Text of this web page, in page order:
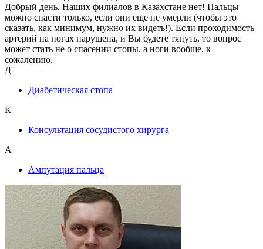
Добрый день. Наших филиалов в Казахстане нет! Пальцы
можно спасти только, если они еще не умерли (чтобы это
сказать, как минимум, нужно их видеть!). Если проходимость
артерий на ногах нарушена, и Вы будете тянуть, то вопрос
может стать не о спасении стопы, а ноги вообще, к
сожалению.
Д
Диабетическая стопа
К
Консультация сосудистого хирурга
А
Ампутация пальца